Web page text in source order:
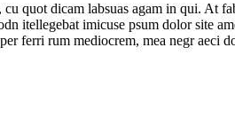
quot dicam labsuas agam in qui. At
itellegebat imicuse psum dolor site
ferri rum mediocrem, mea negr aeci